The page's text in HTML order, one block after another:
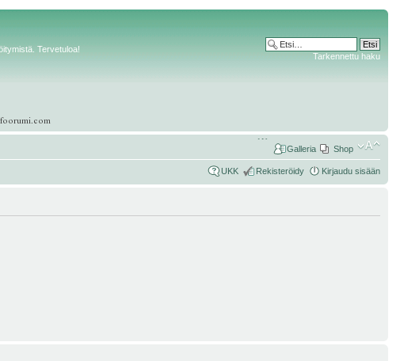
Tervetuloa!
Tarkennettu haku
Shop
Galleria
UKK Rekisteröidy Kirjaudu sisään